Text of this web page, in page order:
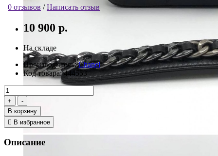
0 отзывов /Написать отзыв
10 900 р.
На складе
Производитель: Chanel
Код товара:444553
В корзину
В избранное
Описание